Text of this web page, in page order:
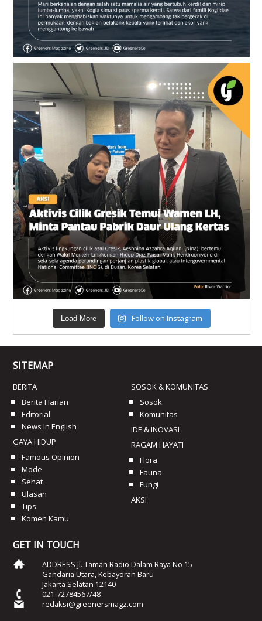
Load More Follow on Instagram
SITEMAP
BERITA
Berita Harian
Editorial
News In English
GAYA HIDUP
Famous Opinion
Mode
Sehat
Ulasan
Tips
Komen Kamu
SOSOK & KOMUNITAS
Sosok
Komunitas
IDE & INOVASI
RAGAM HAYATI
Flora
Fauna
Fungi
AKSI
GET IN TOUCH
ADDRESS Jl. Taman Radio Dalam Raya No 15
Gandaria Utara, Kebayoran Baru
Jakarta Selatan 12140
021-72784567/48
redaksi@greenersmagz.com